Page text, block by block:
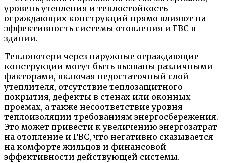
уровень утепления и теплостойкость
ограждающих конструкций прямо влияют на
эффективность системы отопления и ГВС в
здании.
Теплопотери через наружные ограждающие
конструкции могут быть вызваны различными
факторами, включая недостаточный слой
утеплителя, отсутствие теплозащитного
покрытия, дефекты в стенах или оконных
проемах, а также несоответствие уровня
теплоизоляции требованиям энергосбережения.
Это может привести к увеличению энергозатрат
на отопление и ГВС, что негативно сказывается
на комфорте жильцов и финансовой
эффективности действующей системы.